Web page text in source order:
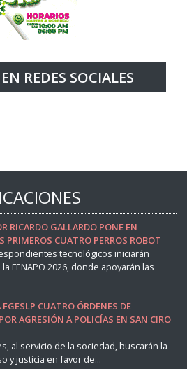
REDES SOCIALES
RICARDO GALLARDO PONE EN
PRIMEROS CUATRO PERROS ROBOT
tecnológicos iniciarán
FENAPO 2026, donde apoyarán las
CUATRO ÓRDENES DE
AGRESIÓN A POLICÍAS EN SAN CIRO
al servicio de la sociedad, buscarán la
y justicia en favor de...